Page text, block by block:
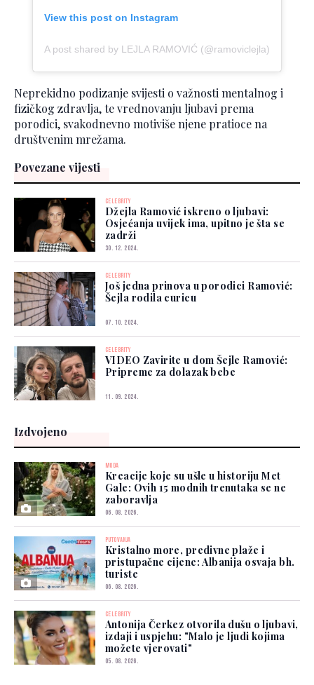
View this post on Instagram
A post shared by LEJLA RAMOVIĆ (@ramoviclejla)
Neprekidno podizanje svijesti o važnosti mentalnog i
fizičkog zdravlja, te vrednovanju ljubavi prema
porodici, svakodnevno motiviše njene pratioce na
društvenim mrežama.
Povezane vijesti
CELEBRITY
Džejla Ramović iskreno o ljubavi:
Osjećanja uvijek ima, upitno je šta se
zadrži
30. 12. 2024.
CELEBRITY
Još jedna prinova u porodici Ramović:
Šejla rodila curicu
07. 10. 2024.
CELEBRITY
VIDEO Zavirite u dom Šejle Ramović:
Pripreme za dolazak bebe
11. 09. 2024.
Izdvojeno
MODA
Kreacije koje su ušle u historiju Met
Gale: Ovih 15 modnih trenutaka se ne
zaboravlja
06. 08. 2026.
PUTOVANJA
Kristalno more, predivne plaže i
pristupačne cijene: Albanija osvaja bh.
turiste
06. 08. 2026.
CELEBRITY
Antonija Čerkez otvorila dušu o ljubavi,
izdaji i uspjehu: "Malo je ljudi kojima
možete vjerovati"
05. 08. 2026.